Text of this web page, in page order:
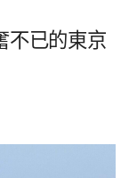
不已的東京